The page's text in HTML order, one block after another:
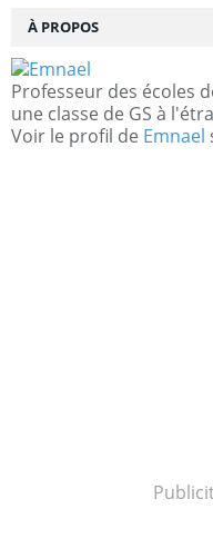
À PROPOS
Professeur des écoles
une classe de GS à
Voir le profil de Emnael